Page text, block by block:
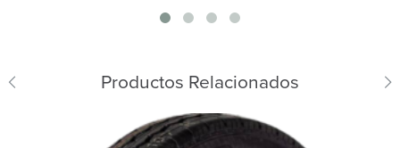
Productos Relacionados